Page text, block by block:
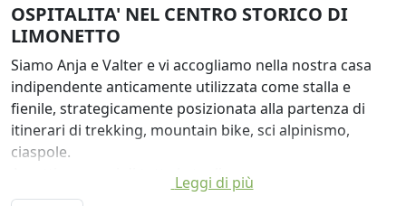
OSPITALITA' NEL CENTRO STORICO DI
LIMONETTO
Siamo Anja e Valter e vi accogliamo nella nostra casa
indipendente anticamente utilizzata come stalla e
fienile, strategicamente posizionata alla partenza di
itinerari di trekking, mountain bike, sci alpinismo,
ciaspole.
Accettiamo cani di tutte le taglie.
Il ristorante del paese offre prima colazione e cena con
Leggi di più